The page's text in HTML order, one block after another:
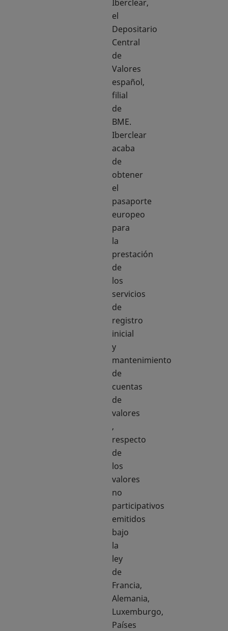
Iberclear,
el
Depositario
Central
de
Valores
español,
filial
de
BME.
Iberclear
acaba
de
obtener
el
pasaporte
europeo
para
la
prestación
de
los
servicios
de
registro
inicial
y
mantenimiento
de
cuentas
de
valores
,
respecto
de
los
valores
no
participativos
emitidos
bajo
la
ley
de
Francia,
Alemania,
Luxemburgo,
Países